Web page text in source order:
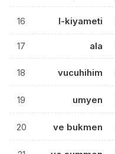
16 l-kiyameti
17 ala
18 vucuhihim
19 umyen
20 ve bukmen